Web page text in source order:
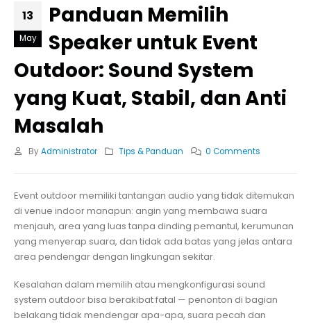
13
May
Panduan Memilih
Speaker untuk Event
Outdoor: Sound System
yang Kuat, Stabil, dan Anti
Masalah
By Administrator Tips & Panduan 0 Comments
Event outdoor memiliki tantangan audio yang tidak ditemukan
di venue indoor manapun: angin yang membawa suara
menjauh, area yang luas tanpa dinding pemantul, kerumunan
yang menyerap suara, dan tidak ada batas yang jelas antara
area pendengar dengan lingkungan sekitar.
Kesalahan dalam memilih atau mengkonfigurasi sound
system outdoor bisa berakibat fatal — penonton di bagian
belakang tidak mendengar apa-apa, suara pecah dan